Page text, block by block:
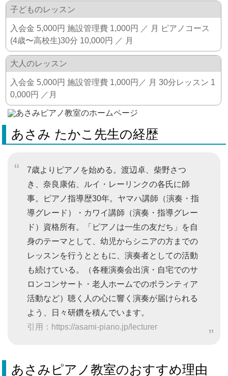
子どものレッスン
入会金 5,000円 施設管理費 1,000円 ／ 月 ピアノコース
(4歳〜高校生)30分 10,000円 ／ 月
大人のレッスン
入会金 5,000円 施設管理費 1,000円／ 月 30分レッスン 1
0,000円 ／月
あさみ たかこ先生の経歴
7歳よりピアノを始める。渡辺卓、柴野さつ
き、奈良康佑、ルイ・レーリンクの各氏に師
事。ピアノ指導歴30年。ヤマハ講師（演奏・指
導グレード）・カワイ講師（演奏・指導グレー
ド）資格所有。「ピアノは一生の友だち」を自
身のテーマとして、幼児からシニアの方までの
レッスンを行うとともに、演奏者としての活動
も続けている。（各種演奏会出演・自宅でのサ
ロンコンサート・老人ホームでのボランティア
活動など）聴く人の心に響く演奏が届けられる
よう、日々研鑽を積んでいます。
引用：https://asami-piano.jp/lecturer
あさみピアノ教室のおすすめ理由